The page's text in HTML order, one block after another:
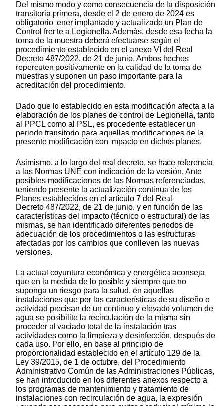
Del mismo modo y como consecuencia de la disposición
transitoria primera, desde el 2 de enero de 2024 es
obligatorio tener implantado y actualizado un Plan de
Control frente a Legionella. Además, desde esa fecha la
toma de la muestra deberá efectuarse según el
procedimiento establecido en el anexo VI del Real
Decreto 487/2022, de 21 de junio. Ambos hechos
repercuten positivamente en la calidad de la toma de
muestras y suponen un paso importante para la
acreditación del procedimiento.
Dado que lo establecido en esta modificación afecta a la
elaboración de los planes de control de Legionella, tanto
al PPCL como al PSL, es procedente establecer un
periodo transitorio para aquellas modificaciones de la
presente modificación con impacto en dichos planes.
Asimismo, a lo largo del real decreto, se hace referencia
a las Normas UNE con indicación de la versión. Ante
posibles modificaciones de las Normas referenciadas,
teniendo presente la actualización continua de los
Planes establecidos en el artículo 7 del Real
Decreto 487/2022, de 21 de junio, y en función de las
características del impacto (técnico o estructural) de las
mismas, se han identificado diferentes periodos de
adecuación de los procedimientos o las estructuras
afectadas por los cambios que conlleven las nuevas
versiones.
La actual coyuntura económica y energética aconseja
que en la medida de lo posible y siempre que no
suponga un riesgo para la salud, en aquellas
instalaciones que por las características de su diseño o
actividad precisan de un continuo y elevado volumen de
agua se posibilite la recirculación de la misma sin
proceder al vaciado total de la instalación tras
actividades como la limpieza y desinfección, después de
cada uso. Por ello, en base al principio de
proporcionalidad establecido en el artículo 129 de la
Ley 39/2015, de 1 de octubre, del Procedimiento
Administrativo Común de las Administraciones Públicas,
se han introducido en los diferentes anexos respecto a
los programas de mantenimiento y tratamiento de
instalaciones con recirculación de agua, la expresión